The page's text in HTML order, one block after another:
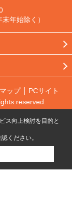
年始除く）
ップ
PCサイト
reserved.
ス向上検討を目的と
ください。